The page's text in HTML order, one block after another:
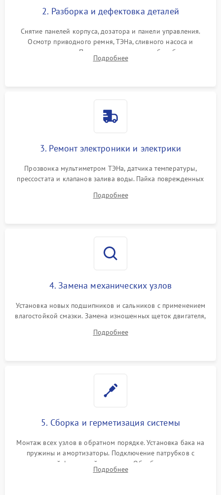
2. Разборка и дефектовка деталей
Снятие панелей корпуса, дозатора и панели управления.
Осмотр приводного ремня, ТЭНа, сливного насоса и
амортизаторов. Проверка подшипников барабана и
крестовины на износ, а манжеты люка на разрывы.
Подробнее
3. Ремонт электроники и электрики
Прозвонка мультиметром ТЭНа, датчика температуры,
прессостата и клапанов залива воды. Пайка поврежденных
Восстановление целостности проводки и контактов.
Подробнее
4. Замена механических узлов
Установка новых подшипников и сальников с применением
влагостойкой смазки. Замена изношенных щеток двигателя,
или поврежденной резиновой манжеты.
Подробнее
5. Сборка и герметизация системы
Монтаж всех узлов в обратном порядке. Установка бака на
пружины и амортизаторы. Подключение патрубков с
надежной фиксацией хомутами. Обработка стыков
герметиком для предотвращения возможных протечек воды.
Подробнее